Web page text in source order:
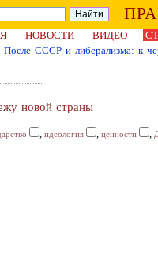
НОВОСТИ ВИДЕО
После СССР и либерализма: к
новой страны
, идеология , ценности ,